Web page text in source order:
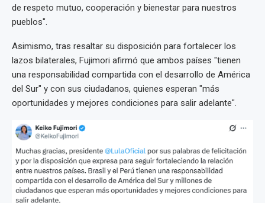
de respeto mutuo, cooperación y bienestar para nuestros
pueblos".
Asimismo, tras resaltar su disposición para fortalecer los
lazos bilaterales, Fujimori afirmó que ambos países "tienen
una responsabilidad compartida con el desarrollo de América
del Sur" y con sus ciudadanos, quienes esperan "más
oportunidades y mejores condiciones para salir adelante".